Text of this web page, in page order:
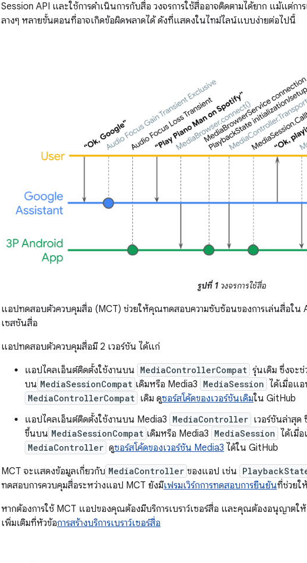
Session API และใช้การดําเนินการกับสื่อ วงจรการใช้สื่ออาจติดตามได้ยาก แม้แต่ก
ลางๆ หลายขั้นตอนที่อาจเกิดข้อผิดพลาดได้ ดังที่แสดงในไทม์ไลน์แบบง่ายต่อไปนี้
รูปที่ 1 วงจรการใช้สื่อ
แอปทดสอบตัวควบคุมสื่อ (MCT) ช่วยให้คุณทดสอบความซับซ้อนของการเล่นสื่อใน
เซสชันสื่อ
แอปทดสอบตัวควบคุมสื่อมี 2 เวอร์ชัน ได้แก่
แอปไคลเอ็นต์ติดตั้งใช้งานบน MediaControllerCompat รุ่นเดิม ซึ่งจะ
บน MediaSessionCompat เดิมหรือ Media3 MediaSession ได้เมื่อแ
MediaControllerCompat เดิม ดูซอร์สโค้ดของเวอร์ชันเดิมใน GitHub
แอปไคลเอ็นต์ติดตั้งใช้งานบน Media3 MediaController เวอร์ชันล่าสุ
ขึ้นบน MediaSessionCompat เดิมหรือ Media3 MediaSession ได้เมื่
MediaController ดูซอร์สโค้ดของเวอร์ชัน Media3 ได้ใน GitHub
MCT จะแสดงข้อมูลเกี่ยวกับ MediaController ของแอป เช่น
ทดสอบการควบคุมสื่อระหว่างแอป MCT ยังมีเฟรมเวิร์กการทดสอบการยืนยันที่ช่วยใ
หากต้องการใช้ MCT แอปของคุณต้องมีบริการเบราว์เซอร์สื่อ และคุณต้องอนุญาตใ
เพิ่มเติมที่หัวข้อการสร้างบริการเบราว์เซอร์สื่อ